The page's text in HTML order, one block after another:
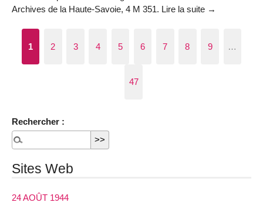
Archives de la Haute-Savoie, 4 M 351. Lire la suite →
1 2 3 4 5 6 7 8 9 …
47
Rechercher :
Sites Web
24 AOÛT 1944